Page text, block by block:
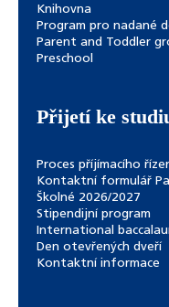
Knihovna
Program pro nadané
Parent and Toddler
Preschool
Přijetí ke
Proces příjímacího
Kontaktní formulář
Školné 2026/2027
Stipendijní program
International
Den otevřených dveří
Kontaktní informace